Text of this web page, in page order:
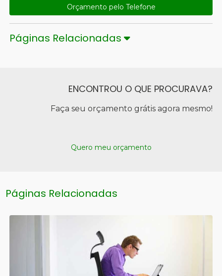
Orçamento pelo Telefone
Páginas Relacionadas
ENCONTROU O QUE PROCURAVA?
Faça seu orçamento grátis agora mesmo!
Quero meu orçamento
Páginas Relacionadas